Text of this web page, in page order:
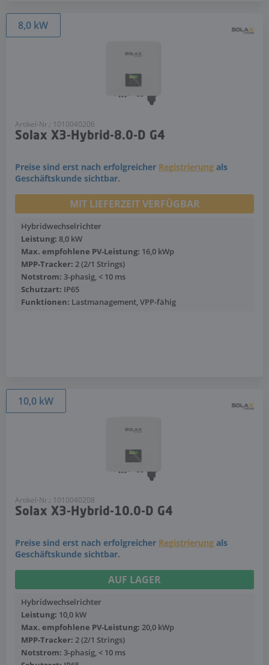
8,0 kW
Artikel-Nr.: 1010040206
Solax X3-Hybrid-8.0-D G4
Preise sind erst nach erfolgreicher Registrierung als
Geschäftskunde sichtbar.
MIT LIEFERZEIT VERFÜGBAR
Hybridwechselrichter
Leistung: 8,0 kW
Max. empfohlene PV-Leistung: 16,0 kWp
MPP-Tracker: 2 (2/1 Strings)
Notstrom: 3-phasig, < 10 ms
Schutzart: IP65
Funktionen: Lastmanagement, VPP-fähig
10,0 kW
Artikel-Nr.: 1010040208
Solax X3-Hybrid-10.0-D G4
Preise sind erst nach erfolgreicher Registrierung als
Geschäftskunde sichtbar.
AUF LAGER
Hybridwechselrichter
Leistung: 10,0 kW
Max. empfohlene PV-Leistung: 20,0 kWp
MPP-Tracker: 2 (2/1 Strings)
Notstrom: 3-phasig, < 10 ms